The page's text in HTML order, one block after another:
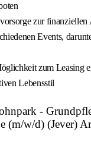
zur
Events,
zum Leasing
Lebensstil
-
(m/w/d) (Jever)